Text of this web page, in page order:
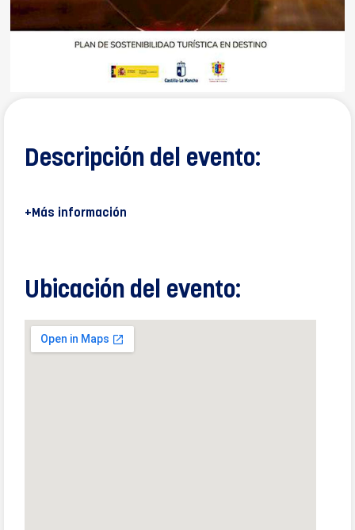
Descripción del evento:
+Más información
Ubicación del evento: